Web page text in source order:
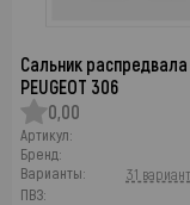
Сальник распредвала
PEUGEOT 306
0,00
Артикул:
Бренд:
Варианты:
31
ПВЗ: